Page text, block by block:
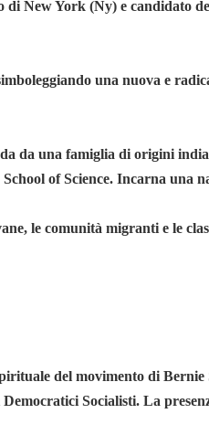
New York (Ny) e candidato
una nuova e
da una famiglia di origini
of Science. Incarna una
le comunità migranti e le
del movimento di
Socialisti. La